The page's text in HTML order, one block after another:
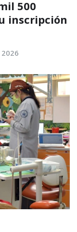
500
inscripción